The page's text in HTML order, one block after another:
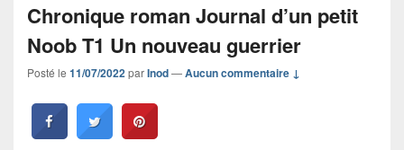
Chronique roman Journal d’un petit
Noob T1 Un nouveau guerrier
Posté le 11/07/2022parInod—Aucun commentaire ↓